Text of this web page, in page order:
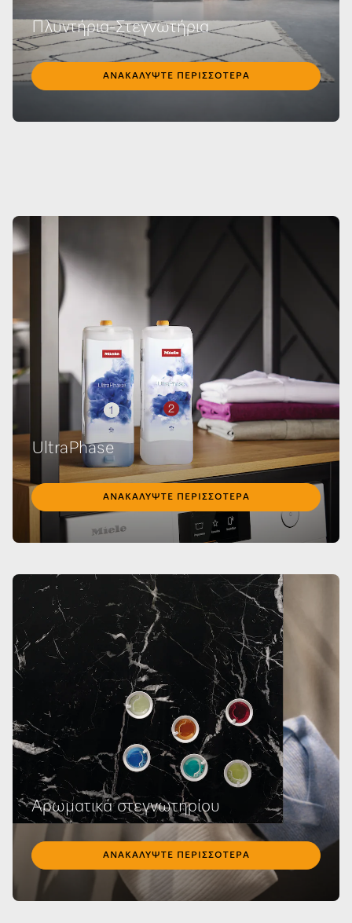
Πλυντήρια-Στεγνωτήρια
ΑΝΑΚΑΛΎΨΤΕ ΠΕΡΙΣΣΌΤΕΡΑ
UltraPhase
ΑΝΑΚΑΛΎΨΤΕ ΠΕΡΙΣΣΌΤΕΡΑ
Αρωματικά στεγνωτηρίου
ΑΝΑΚΑΛΎΨΤΕ ΠΕΡΙΣΣΌΤΕΡΑ